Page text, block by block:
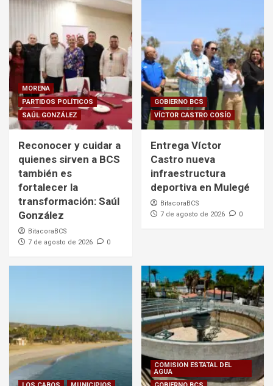
MORENA
PARTIDOS POLÍTICOS
SAÚL GONZÁLEZ
Reconocer y cuidar a
quienes sirven a BCS
también es
fortalecer la
transformación: Saúl
González
BitacoraBCS
7 de agosto de 2026
0
GOBIERNO BCS
VÍCTOR CASTRO COSÍO
Entrega Víctor
Castro nueva
infraestructura
deportiva en Mulegé
BitacoraBCS
7 de agosto de 2026
0
COMISION ESTATAL DEL
AGUA